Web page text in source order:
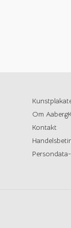
Om
Kontakt